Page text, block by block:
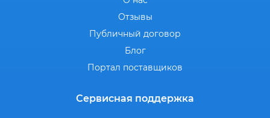
Отзывы
Публичный договор
Блог
Портал поставщиков
Сервисная поддержка